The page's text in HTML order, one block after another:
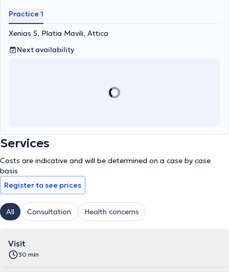
Practice 1
Xenias 5, Platia Mavili, Attica
Next availability
Services
Costs are indicative and will be determined on a case by case
basis
Register to see prices
All Consultation Health concerns
Visit
30 min